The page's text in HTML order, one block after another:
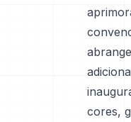
cores,